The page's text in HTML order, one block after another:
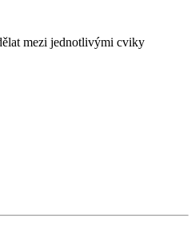
mezi jednotlivými cviky